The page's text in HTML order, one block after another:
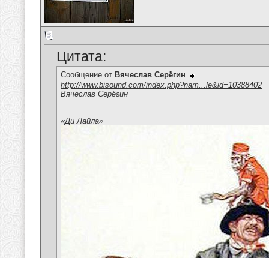
Цитата:
Сообщение от Вячеслав Серёгин
http://www.bisound.com/index.php?nam...le&id=10388402
Вячеслав Серёгин
«Ди Лайла»